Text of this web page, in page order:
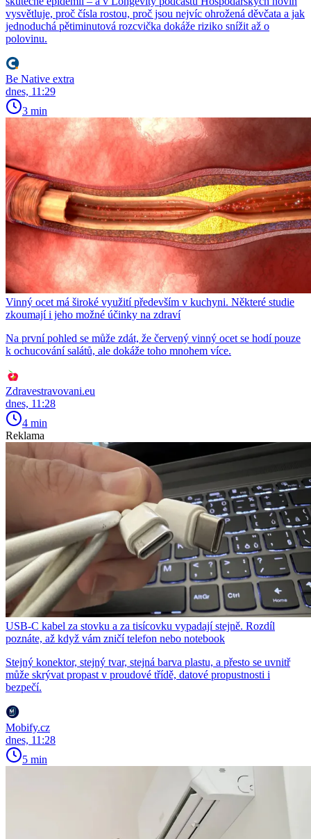
vysvětluje, proč čísla rostou, proč jsou nejvíc ohrožená děvčata a jak
jednoduchá pětiminutová rozcvička dokáže riziko snížit až o
polovinu.
Be Native extra
dnes, 11:29
3 min
Vinný ocet má široké využití především v kuchyni. Některé studie
zkoumají i jeho možné účinky na zdraví
Na první pohled se může zdát, že červený vinný ocet se hodí pouze
k ochucování salátů, ale dokáže toho mnohem více.
Zdravestravovani.eu
dnes, 11:28
4 min
Reklama
USB-C kabel za stovku a za tisícovku vypadají stejně. Rozdíl
poznáte, až když vám zničí telefon nebo notebook
Stejný konektor, stejný tvar, stejná barva plastu, a přesto se uvnitř
může skrývat propast v proudové třídě, datové propustnosti i
bezpečí.
Mobify.cz
dnes, 11:28
5 min